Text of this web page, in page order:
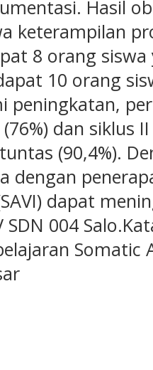
Hasil
keterampilan
8 orang
10 orang
peningkatan,
dan siklus
(90,4%).
dengan
dapat
SDN 004